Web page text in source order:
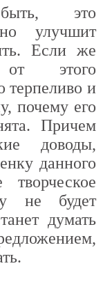
это
улучшит
Если же
от этого
терпеливо и
почему его
Причем
доводы,
данного
не будет
думать